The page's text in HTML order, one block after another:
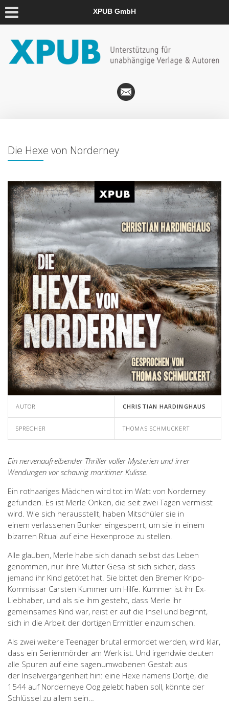
XPUB GmbH
Die Hexe von Norderney
AUTOR CHRISTIAN HARDINGHAUS
SPRECHER THOMAS SCHMUCKERT
Ein nervenaufreibender Thriller voller Mysterien und irrer
Wendungen vor schaurig maritimer Kulisse.
Ein rothaariges Mädchen wird tot im Watt von Norderney
gefunden. Es ist Merle Onken, die seit zwei Tagen vermisst
wird. Wie sich herausstellt, haben Mitschüler sie in
einem verlassenen Bunker eingesperrt, um sie in einem
bizarren Ritual auf eine Hexenprobe zu stellen.
Alle glauben, Merle habe sich danach selbst das Leben
genommen, nur ihre Mutter Gesa ist sich sicher, dass
jemand ihr Kind getötet hat. Sie bittet den Bremer Kripo-
Kommissar Carsten Kummer um Hilfe. Kummer ist ihr Ex-
Liebhaber, und als sie ihm gesteht, dass Merle ihr
gemeinsames Kind war, reist er auf die Insel und beginnt,
sich in die Arbeit der dortigen Ermittler einzumischen.
Als zwei weitere Teenager brutal ermordet werden, wird klar,
dass ein Serienmörder am Werk ist. Und irgendwie deuten
alle Spuren auf eine sagenumwobenen Gestalt aus
der Inselvergangenheit hin: eine Hexe namens Dortje, die
1544 auf Norderneye Oog gelebt haben soll, könnte der
Schlüssel zu allem sein…